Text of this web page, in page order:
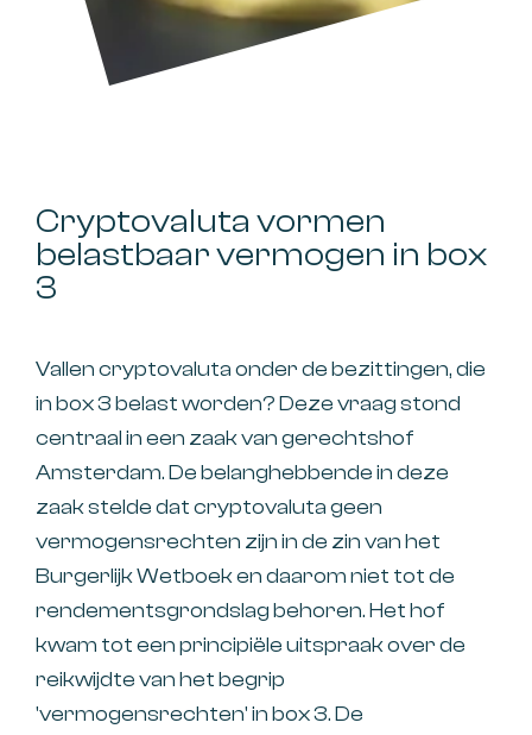
Cryptovaluta vormen
belastbaar vermogen in box
3
Vallen cryptovaluta onder de bezittingen, die
in box 3 belast worden? Deze vraag stond
centraal in een zaak van gerechtshof
Amsterdam. De belanghebbende in deze
zaak stelde dat cryptovaluta geen
vermogensrechten zijn in de zin van het
Burgerlijk Wetboek en daarom niet tot de
rendementsgrondslag behoren. Het hof
kwam tot een principiële uitspraak over de
reikwijdte van het begrip
'vermogensrechten' in box 3. De